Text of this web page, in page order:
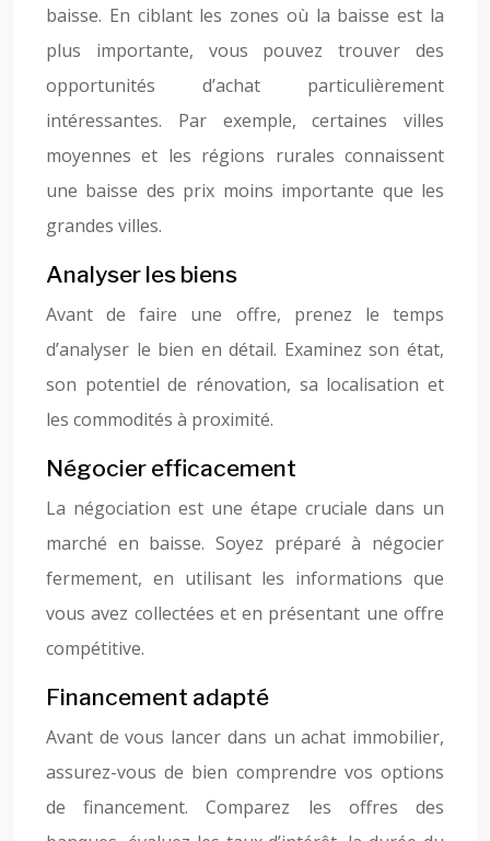
baisse. En ciblant les zones où la baisse est la
plus importante, vous pouvez trouver des
opportunités d’achat particulièrement
intéressantes. Par exemple, certaines villes
moyennes et les régions rurales connaissent
une baisse des prix moins importante que les
grandes villes.
Analyser les biens
Avant de faire une offre, prenez le temps
d’analyser le bien en détail. Examinez son état,
son potentiel de rénovation, sa localisation et
les commodités à proximité.
Négocier efficacement
La négociation est une étape cruciale dans un
marché en baisse. Soyez préparé à négocier
fermement, en utilisant les informations que
vous avez collectées et en présentant une offre
compétitive.
Financement adapté
Avant de vous lancer dans un achat immobilier,
assurez-vous de bien comprendre vos options
de financement. Comparez les offres des